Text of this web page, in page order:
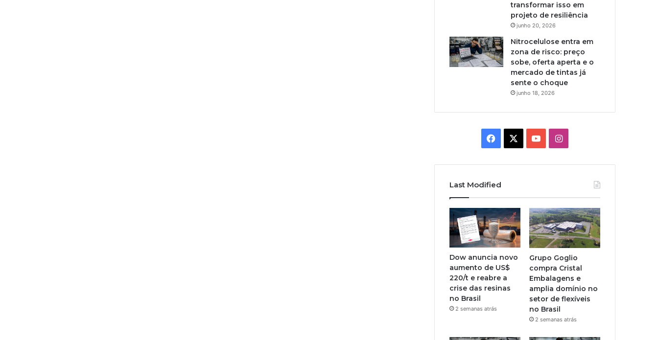
transformar isso em
projeto de resiliência
junho 20, 2026
Nitrocelulose entra em
zona de risco: preço
sobe, oferta aperta e o
mercado de tintas já
sente o choque
junho 18, 2026
Facebook YouTubeInstagram
Last Modified
Dow anuncia novo
aumento de US$
220/t e reabre a
crise das resinas
no Brasil
2 semanas atrás
Grupo Goglio
compra Cristal
Embalagens e
amplia domínio no
setor de flexíveis
no Brasil
2 semanas atrás